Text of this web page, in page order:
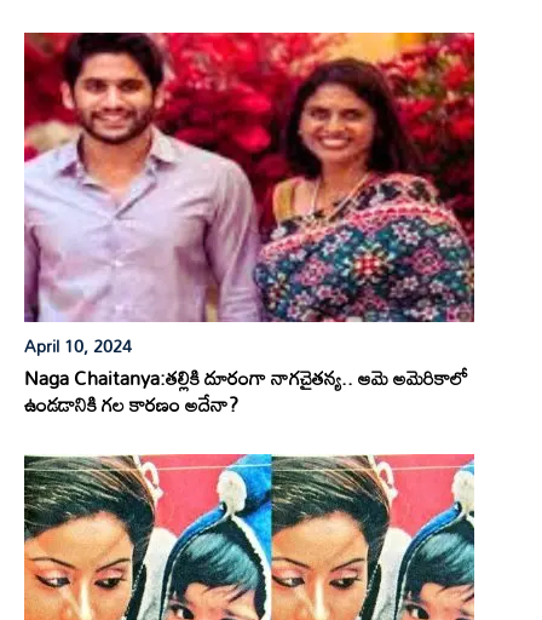
April 10, 2024
Naga Chaitanya:తల్లికి దూరంగా నాగచైతన్య.. ఆమె అమెరికాలో
ఉండడానికి గల కారణం అదేనా?